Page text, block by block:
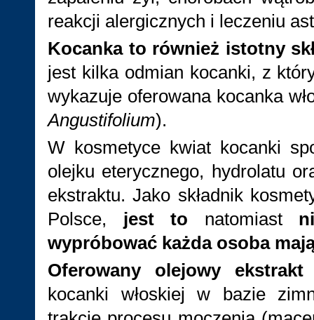
reakcji alergicznych i leczeniu
Kocanka to również istotny
jest kilka odmian kocanki, z
wykazuje oferowana kocanka
Angustifolium).
W kosmetyce kwiat kocanki
olejku eterycznego, hydrolatu
ekstraktu. Jako składnik
Polsce, jest to natomiast
wypróbować każda osoba
Oferowany olejowy ekstrakt
kocanki włoskiej w bazie